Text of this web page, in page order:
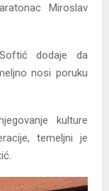
Miroslav
dodaje da
nosi poruku
kulture
temeljni je